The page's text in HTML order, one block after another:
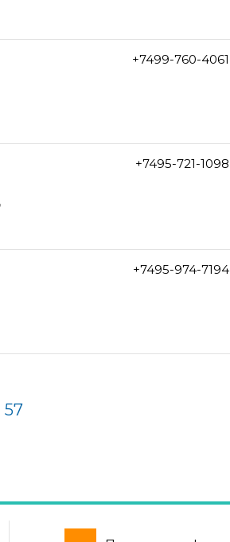
+7499-760-4061
+7495-721-1098
+7495-974-7194
57